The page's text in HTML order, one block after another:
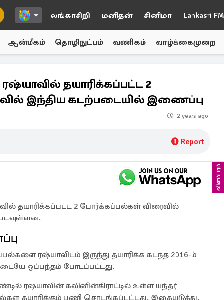
லங்காசிறி மனிதன் சினிமா Lankasri FM
ஆன்மீகம் தொழிநுட்பம் வணிகம் வாழ்க்கைமுறை
தயாரிக்கப்பட்ட 2
இந்திய கடற்படையில் இணைப்பு
2 years ago
Report
விளம்பரம்
தயாரிக்கப்பட்ட 2 போர்க்கப்பல்கள் விரைவில்
ரஷ்யாவிடம் இருந்து தயாரிக்க கடந்த 2016-ம்
ஒப்பந்தம் போடப்பட்டது.
ரஷ்யாவின் கலினின்கிராட்டில் உள்ள யந்தர்
தயாரிக்கும் பணி தொடங்கப்பட்டது. இதையடுத்து,